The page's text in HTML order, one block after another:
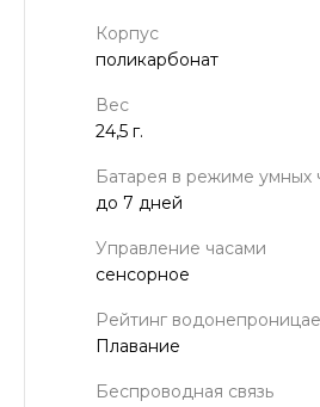
Корпус
поликарбонат
Вес
24,5 г.
Батарея в режиме умных
до 7 дней
Управление часами
сенсорное
Рейтинг
Плавание
Беспроводная связь